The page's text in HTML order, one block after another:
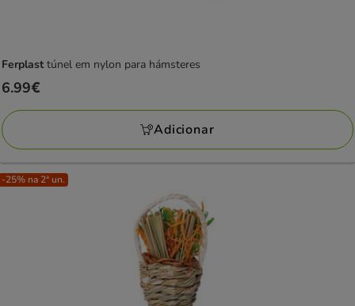
Ferplasttúnel em nylon para hámsteres
Preço
6.99€
6.99€
Adicionar
-25% na 2ª un.